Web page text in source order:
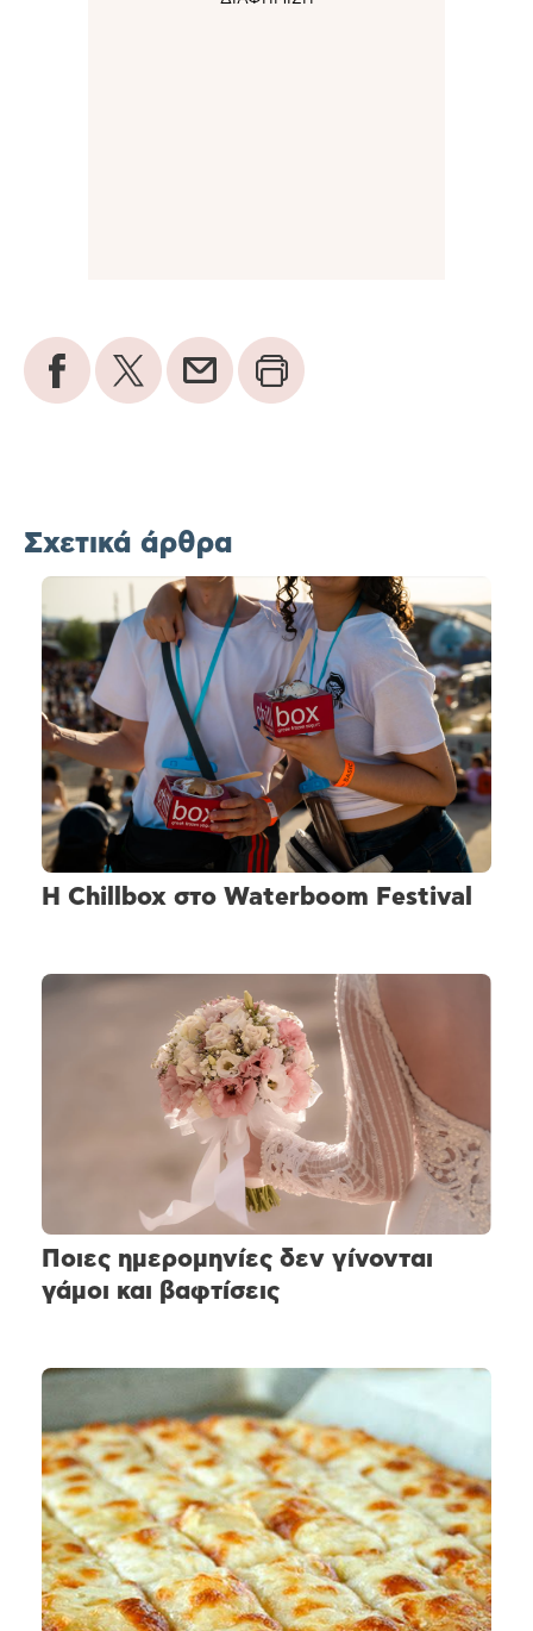
Σχετικά άρθρα
H Chillbox στο Waterboom Festival
Ποιες ημερομηνίες δεν γίνονται
γάμοι και βαφτίσεις